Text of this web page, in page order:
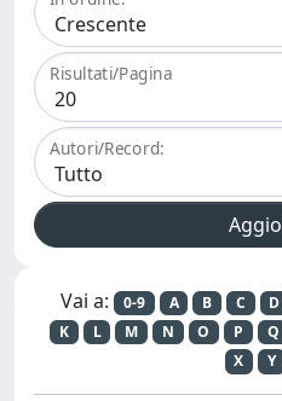
Risultati/Pagina
Autori/Record:
Vai a: 0-9 A B C D
K
L M N O P Q
X
Y